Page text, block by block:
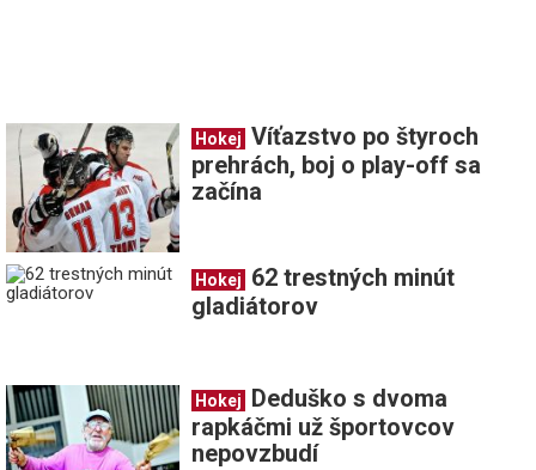
Hokej Víťazstvo po štyroch
prehrách, boj o play-off sa
začína
Hokej
62 trestných minút
gladiátorov
Hokej
Deduško s dvoma
rapkáčmi už športovcov
nepovzbudí